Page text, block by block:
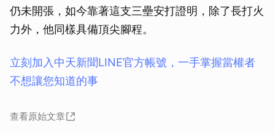
仍未開張，如今靠著這支三壘安打證明，除了長打火
力外，他同樣具備頂尖腳程。
立刻加入中天新聞LINE官方帳號，一手掌握當權者
不想讓您知道的事
查看原始文章